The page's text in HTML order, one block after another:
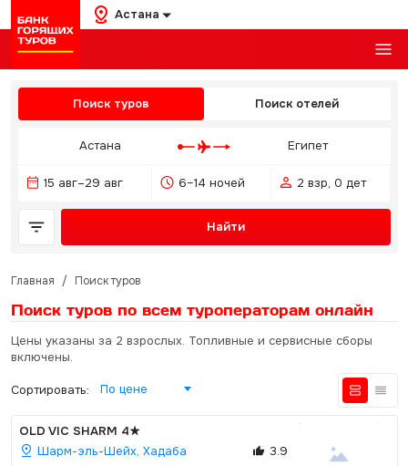
Астана
Поиск туров Поиск отелей
Астана Египет
15 авг–29 авг 6–14 ночей 2 взр, 0 дет
Найти
Главная / Поиск туров
Поиск туров по всем туроператорам онлайн
Цены указаны за 2 взрослых. Топливные и сервисные сборы
включены.
Сортировать: По цене
OLD VIC SHARM 4★
Шарм-эль-Шейх, Хадаба
3.9